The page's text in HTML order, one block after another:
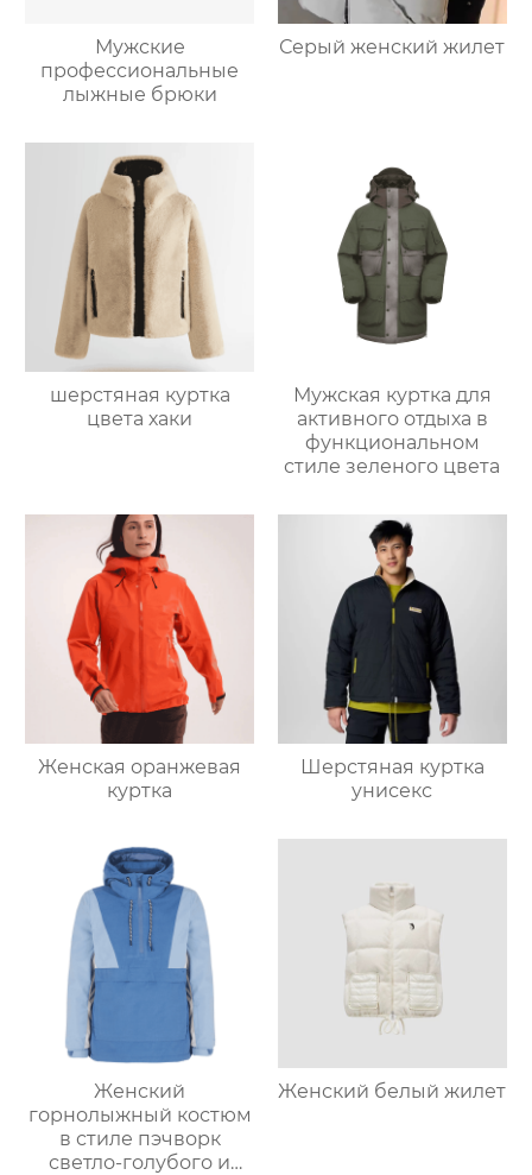
Мужские
профессиональные
лыжные брюки
Серый женский жилет
шерстяная куртка
цвета хаки
Мужская куртка для
активного отдыха в
функциональном
стиле зеленого цвета
Женская оранжевая
куртка
Шерстяная куртка
унисекс
Женский
горнолыжный костюм
в стиле пэчворк
светло-голубого и
Женский белый жилет